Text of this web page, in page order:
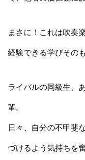
まさに！これは吹奏
経験できる学びその
ライバルの同級生、
輩。
日々、自分の不甲斐
づけるよう気持ちを